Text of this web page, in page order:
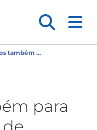
também ...
para